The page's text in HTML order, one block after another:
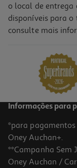
Torradeira 2
34,99 €
o local de entrega
disponíveis para
consulte mais
Informações para
*para
Oney Auchan+.
**Campanha Sem
Oney Auchan /